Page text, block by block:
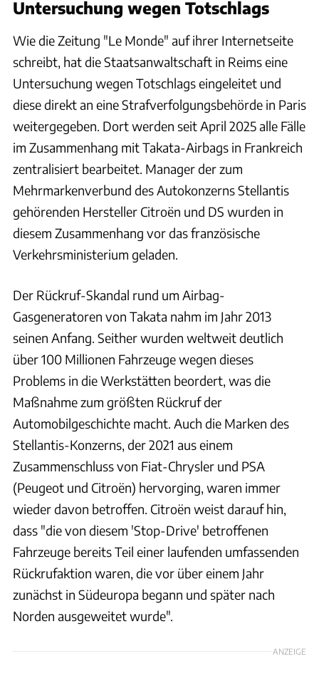
Untersuchung wegen Totschlags
Wie die Zeitung "Le Monde" auf ihrer Internetseite
schreibt, hat die Staatsanwaltschaft in Reims eine
Untersuchung wegen Totschlags eingeleitet und
diese direkt an eine Strafverfolgungsbehörde in Paris
weitergegeben. Dort werden seit April 2025 alle Fälle
im Zusammenhang mit Takata-Airbags in Frankreich
zentralisiert bearbeitet. Manager der zum
Mehrmarkenverbund des Autokonzerns Stellantis
gehörenden Hersteller Citroën und DS wurden in
diesem Zusammenhang vor das französische
Verkehrsministerium geladen.
Der Rückruf-Skandal rund um Airbag-
Gasgeneratoren von Takata nahm im Jahr 2013
seinen Anfang. Seither wurden weltweit deutlich
über 100 Millionen Fahrzeuge wegen dieses
Problems in die Werkstätten beordert, was die
Maßnahme zum größten Rückruf der
Automobilgeschichte macht. Auch die Marken des
Stellantis-Konzerns, der 2021 aus einem
Zusammenschluss von Fiat-Chrysler und PSA
(Peugeot und Citroën) hervorging, waren immer
wieder davon betroffen. Citroën weist darauf hin,
dass "die von diesem 'Stop-Drive' betroffenen
Fahrzeuge bereits Teil einer laufenden umfassenden
Rückrufaktion waren, die vor über einem Jahr
zunächst in Südeuropa begann und später nach
Norden ausgeweitet wurde".
ANZEIGE